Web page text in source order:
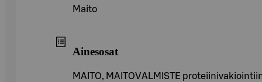
Maito
Ainesosat
MAITO, MAITOVALMISTE